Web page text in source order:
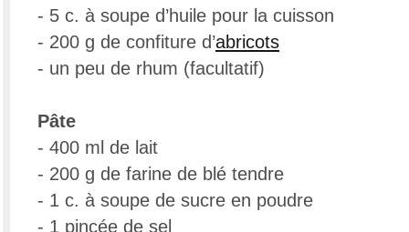
- 5 c. à soupe d’huile pour la cuisson
- 200 g de confiture d’abricots
- un peu de rhum (facultatif)
Pâte
- 400 ml de lait
- 200 g de farine de blé tendre
- 1 c. à soupe de sucre en poudre
- 1 pincée de sel